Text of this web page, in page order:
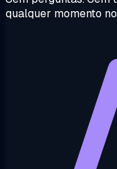
qualquer momento